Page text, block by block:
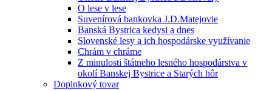
O lese v lese
Suvenírová bankovka J.D.Matejovie
Banská Bystrica kedysi a dnes
Slovenské lesy a ich hospodárske využívanie
Chrám v chráme
Z minulosti štátneho lesného hospodárstva v
okolí Banskej Bystrice a Starých hôr
Doplnkový tovar